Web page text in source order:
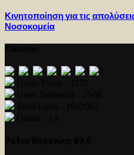
Κινητοποίηση για τις
Νοσοκομεία